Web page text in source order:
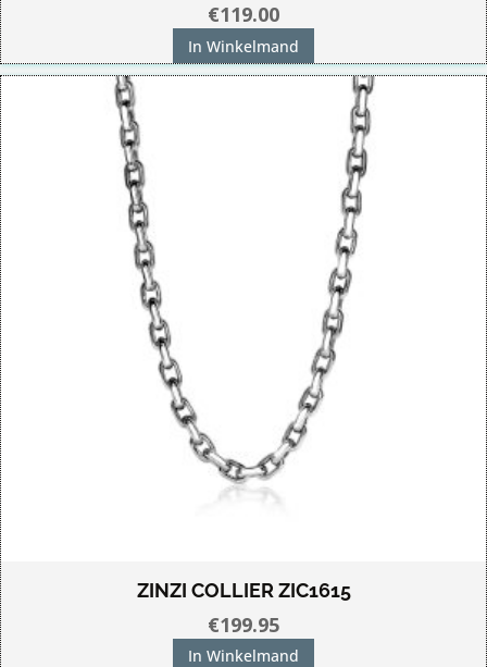
€119.00
In Winkelmand
ZINZI COLLIER ZIC1615
€199.95
In Winkelmand